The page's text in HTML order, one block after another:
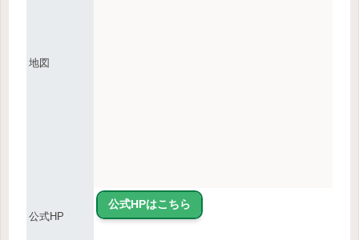
地図
公式HP
公式HPはこちら